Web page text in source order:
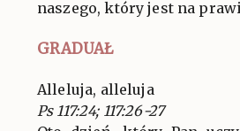
naszego, który jest na
GRADUAŁ
Alleluja, alleluja
Ps 117:24; 117:26-27